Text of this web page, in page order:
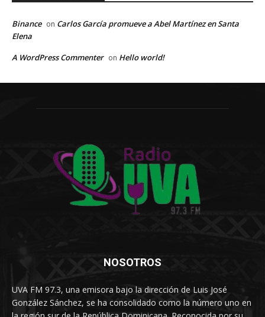
Binance on Carlos García promueve a Abel Martínez en Santa
Elena
A WordPress Commenter on Hello world!
NOSOTROS
UVA FM 97.3, una emisora bajo la dirección de Luis José
González Sánchez, se ha consolidado como la número uno en